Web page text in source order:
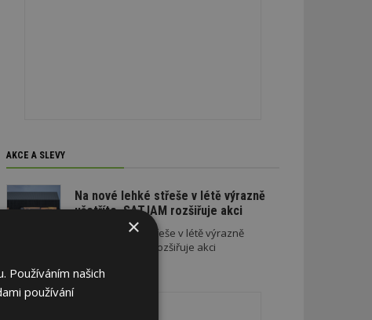
AKCE A SLEVY
Na nové lehké střeše v létě výrazně
ušetříte. SATJAM rozšiřuje akci
Na nové lehké střeše v létě výrazně
ušetříte. SATJAM rozšiřuje akci
REKLAMA
×
našich
používání